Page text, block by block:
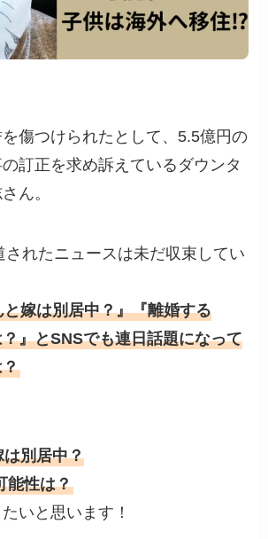
傷つけられたとして、5.5億円の
訂正を求め訴えているダウンタ
ん。
されたニュースは未だ収束してい
嫁は別居中？』『離婚する
』とSNSでも連日話題になって
別居中？
能性は？
いと思います！